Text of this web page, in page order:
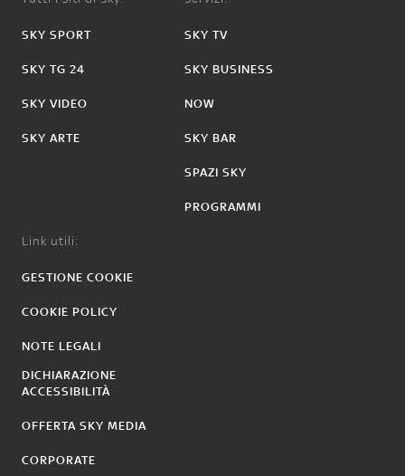
SKY SPORT
SKY TG 24
SKY VIDEO
SKY ARTE
SKY TV
SKY BUSINESS
NOW
SKY BAR
SPAZI SKY
PROGRAMMI
Link utili:
GESTIONE COOKIE
COOKIE POLICY
NOTE LEGALI
DICHIARAZIONE
ACCESSIBILITÀ
OFFERTA SKY MEDIA
CORPORATE